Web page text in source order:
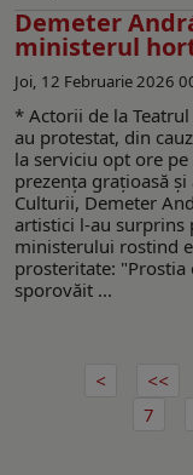
Demeter
ministerul
Joi, 12 Februarie 2026
* Actorii de la
au protestat, din
la serviciu opt ore
prezența grațioasă
Culturii, Demeter
artistici l-au surprins
ministerului rostind
prosteritate: "Prostia
sporovăit ...
7